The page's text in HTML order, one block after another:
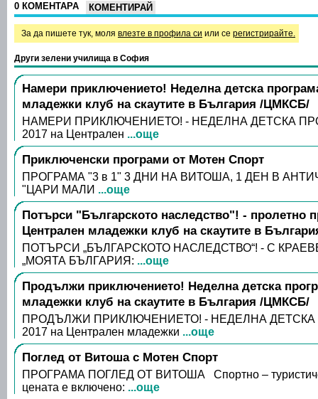
0 КОМЕНТАРА КОМЕНТИРАЙ
За да пишете тук, моля влезте в профила си или се регистрирайте.
Други зелени училища в София
Намери приключението! Неделна детска
младежки клуб на скаутите в България /ЦМКСБ/
НАМЕРИ ПРИКЛЮЧЕНИЕТО! - НЕДЕЛНА ДЕТСКА
2017 на Централен ...още
Приключенски програми от Мотен Спорт
ПРОГРАМА "3 в 1" 3 ДНИ НА ВИТОША, 1 ДЕН В
"ЦАРИ МАЛИ ...още
Потърси "Българското наследство"! - пролетно
Централен младежки клуб на скаутите в
ПОТЪРСИ „БЪЛГАРСКОТО НАСЛЕДСТВО“! - С
„МОЯТА БЪЛГАРИЯ: ...още
Продължи приключението! Неделна детска
младежки клуб на скаутите в България /ЦМКСБ/
ПРОДЪЛЖИ ПРИКЛЮЧЕНИЕТО! - НЕДЕЛНА
2017 на Централен младежки ...още
Поглед от Витоша с Мотен Спорт
ПРОГРАМА ПОГЛЕД ОТ ВИТОША Спортно –
цената е включено: ...още